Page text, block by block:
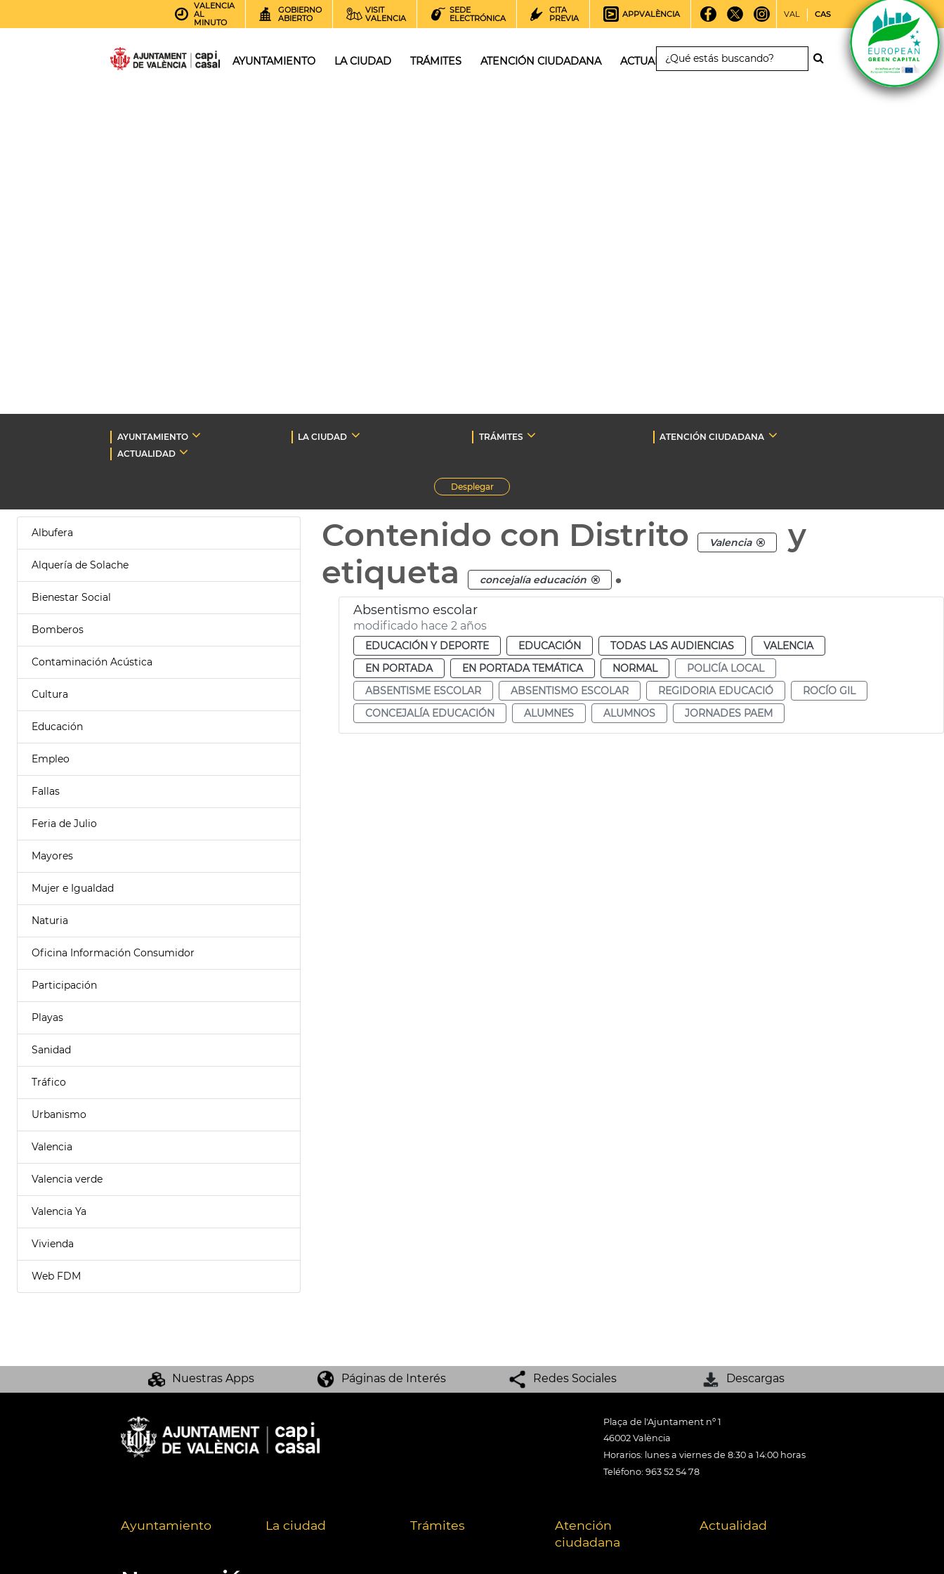
VALENCIA
AL
MINUTO
GOBIERNO
ABIERTO
VISIT
VALENCIA
SEDE
ELECTRÓNICA
CITA
PREVIA
APPVALÈNCIA VAL CAS
AYUNTAMIENTO LA CIUDAD TRÁMITES ATENCIÓN CIUDADANA ACTUALIDAD
AYUNTAMIENTO LA CIUDAD TRÁMITES
ATENCIÓN CIUDADANA
ACTUALIDAD
Desplegar
Albufera
Alquería de Solache
Bienestar Social
Bomberos
Contaminación Acústica
Cultura
Educación
Empleo
Fallas
Feria de Julio
Mayores
Mujer e Igualdad
Naturia
Oficina Información Consumidor
Participación
Playas
Sanidad
Tráfico
Urbanismo
Valencia
Valencia verde
Valencia Ya
Vivienda
Web FDM
Contenido con Distrito Valencia
y
etiqueta
concejalía educación .
Absentismo escolar
modificado hace 2 años
EDUCACIÓN Y DEPORTE EDUCACIÓN TODAS LAS AUDIENCIAS
VALENCIA
EN PORTADA
EN PORTADA TEMÁTICA NORMAL
POLICÍA LOCAL
ABSENTISME ESCOLAR
ABSENTISMO ESCOLAR REGIDORIA EDUCACIÓ
ROCÍO GIL
CONCEJALÍA EDUCACIÓN
ALUMNES ALUMNOS JORNADES PAEM
Nuestras Apps Páginas de Interés Redes Sociales Descargas
Plaça de l'Ajuntament nº 1
46002 València
Horarios: lunes a viernes de 8:30 a 14:00 horas
Teléfono: 963 52 54 78
Ayuntamiento La ciudad Trámites
Atención
ciudadana
Actualidad